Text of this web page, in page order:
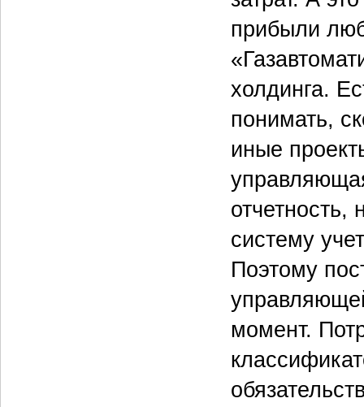
прибыли
холдинга.
понимать,
иные
отчетность,
систему
Поэтому
момент.